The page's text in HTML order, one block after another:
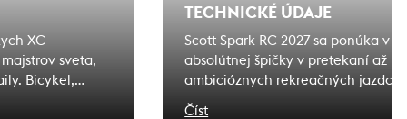
XC
sveta,
Bicykel,
dedičstvo nie je
TECHNICKÉ ÚDAJE
Scott Spark RC 2027 sa ponúka v
absolútnej špičky v pretekaní až
ambicióznych rekreačných
rovnakom karbóne HMX-SL,
Číst